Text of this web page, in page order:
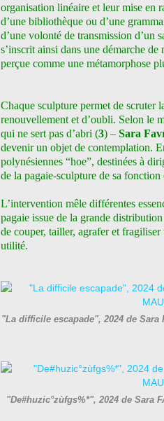
organisation linéaire et leur mise en
d’une bibliothèque ou d’une
d’une volonté de transmission d’un
s’inscrit ainsi dans une démarche
perçue comme une métamorphose
Chaque sculpture permet de scruter
renouvellement et d’oubli. Selon le
qui ne sert pas d’abri (3) – Sara
devenir un objet de contemplation.
polynésiennes “hoe”, destinées à
de la pagaie-sculpture de sa
L’intervention mêle différentes
pagaie issue de la grande
de couper, tailler, agrafer et
utilité.
"La difficile escapade", 2024 de Sara
"De#huzic°zùfgs%*", 2024 de Sara